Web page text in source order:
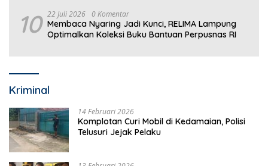
10 22 Juli 2026 0 Komentar
Membaca Nyaring Jadi Kunci, RELIMA Lampung
Optimalkan Koleksi Buku Bantuan Perpusnas RI
Kriminal
14 Februari 2026
Komplotan Curi Mobil di Kedamaian, Polisi
Telusuri Jejak Pelaku